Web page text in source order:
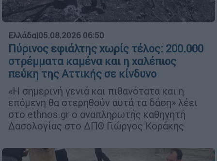
Ελλάδα|05.08.2026 06:50
Πύρινος εφιάλτης χωρίς τέλος: 200.000
στρέμματα καμένα και η χαλέπιος
πεύκη της Αττικής σε κίνδυνο
«Η σημερινή γενιά και πιθανότατα και η
επόμενη θα στερηθούν αυτά τα δάση» λέει
στο ethnos.gr o αναπληρωτής καθηγητή
Δασολογίας στο ΔΠΘ Γιώργος Κοράκης